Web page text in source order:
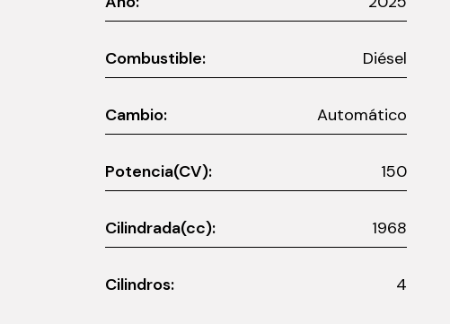
Combustible: Diésel
Cambio: Automático
Potencia(CV): 150
Cilindrada(cc): 1968
Cilindros: 4